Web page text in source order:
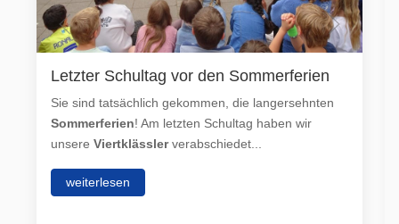
Letzter Schultag vor den Sommerferien
Sie sind tatsächlich gekommen, die langersehnten
Sommerferien! Am letzten Schultag haben wir
unsereViertklässlerverabschiedet...
weiterlesen